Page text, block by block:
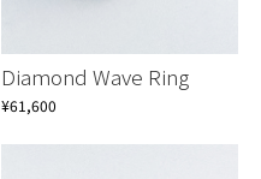
Diamond Wave Ring
¥61,600